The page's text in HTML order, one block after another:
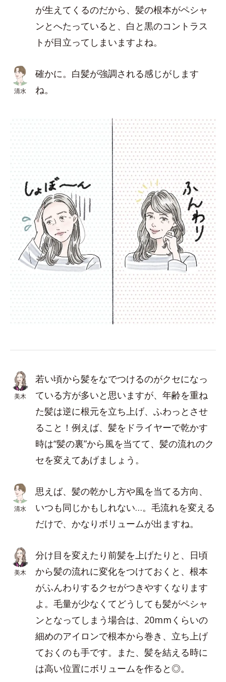
が生えてくるのだから、髪の根本がペシャ
ンとへたっていると、白と黒のコントラス
トが目立ってしまいますよね。
清水
確かに。白髪が強調される感じがします
ね。
美木
若い頃から髪をなでつけるのがクセになっ
ている方が多いと思いますが、年齢を重ね
た髪は逆に根元を立ち上げ、ふわっとさせ
ること！例えば、髪をドライヤーで乾かす
時は“髪の裏”から風を当てて、髪の流れのク
セを変えてあげましょう。
清水
思えば、髪の乾かし方や風を当てる方向、
いつも同じかもしれない…。毛流れを変える
だけで、かなりボリュームが出ますね。
美木
分け目を変えたり前髪を上げたりと、日頃
から髪の流れに変化をつけておくと、根本
がふんわりするクセがつきやすくなります
よ。毛量が少なくてどうしても髪がペシャ
ンとなってしまう場合は、20mmくらいの
細めのアイロンで根本から巻き、立ち上げ
ておくのも手です。また、髪を結える時に
は高い位置にボリュームを作ると◎。